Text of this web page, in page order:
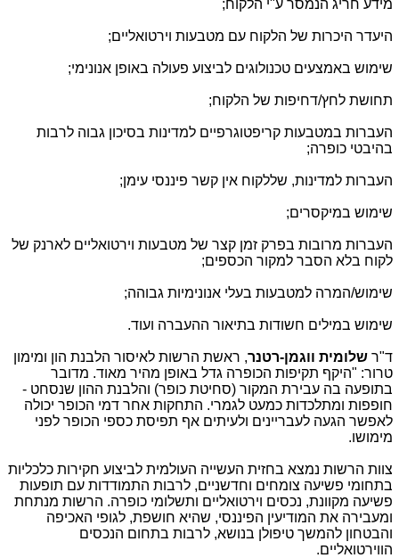
מידע חריג הנמסר ע"י הלקוח;
היעדר היכרות של הלקוח עם מטבעות וירטואליים;
שימוש באמצעים טכנולוגים לביצוע פעולה באופן אנונימי;
תחושת לחץ/דחיפות של הלקוח;
העברות במטבעות קריפטוגרפיים למדינות בסיכון גבוה לרבות
בהיבטי כופרה;
העברות למדינות, שללקוח אין קשר פיננסי עימן;
שימוש במיקסרים;
העברות מרובות בפרק זמן קצר של מטבעות וירטואליים לארנק של
לקוח בלא הסבר למקור הכספים;
שימוש/המרה למטבעות בעלי אנונימיות גבוהה;
שימוש במילים חשודות בתיאור ההעברה ועוד.
ד"ר שלומית ווגמן-רטנר, ראשת הרשות לאיסור הלבנת הון ומימון
טרור: "היקף תקיפות הכופרה גדל באופן מהיר מאוד. מדובר
בתופעה בה עבירת המקור (סחיטת כופר) והלבנת ההון שנסחט -
חופפות ומתלכדות כמעט לגמרי. התחקות אחר דמי הכופר יכולה
לאפשר הגעה לעבריינים ולעיתים אף תפיסת כספי הכופר לפני
מימושו.
צוות הרשות נמצא בחזית העשייה העולמית לביצוע חקירות כלכליות
בתחומי פשיעה צומחים וחדשניים, לרבות התמודדות עם תופעות
פשיעה מקוונת, נכסים וירטואליים ותשלומי כופרה. הרשות מנתחת
ומעבירה את המודיעין הפיננסי, שהיא חושפת, לגופי האכיפה
והבטחון להמשך טיפולן בנושא, לרבות בתחום הנכסים
הווירטואליים.